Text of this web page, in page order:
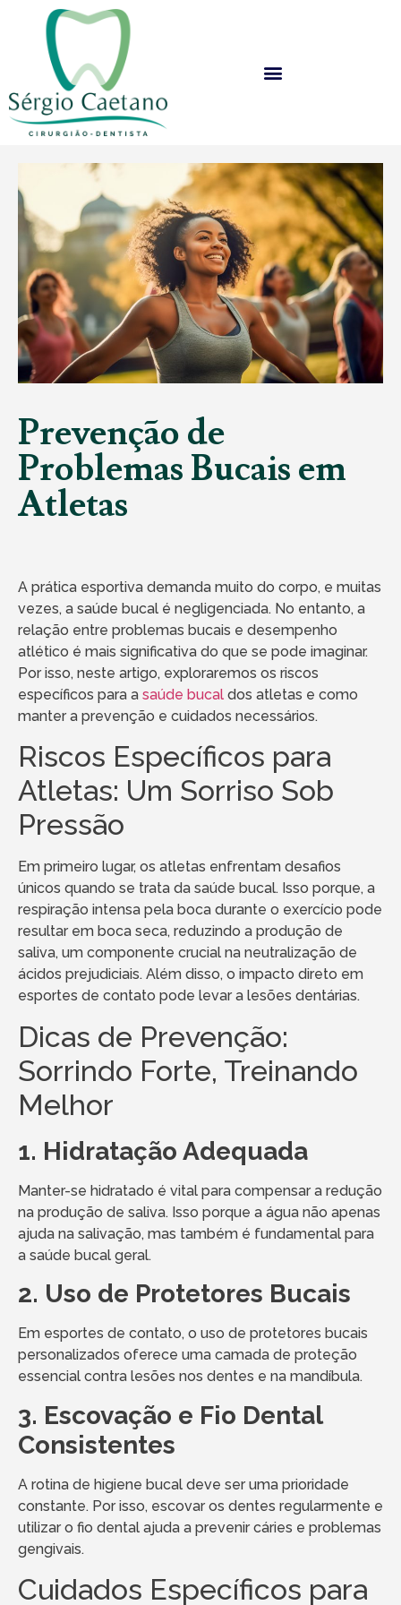
Prevenção de
Problemas Bucais em
Atletas
A prática esportiva demanda muito do corpo, e muitas
vezes, a saúde bucal é negligenciada. No entanto, a
relação entre problemas bucais e desempenho
atlético é mais significativa do que se pode imaginar.
Por isso, neste artigo, exploraremos os riscos
específicos para a saúde bucal dos atletas e como
manter a prevenção e cuidados necessários.
Riscos Específicos para
Atletas: Um Sorriso Sob
Pressão
Em primeiro lugar, os atletas enfrentam desafios
únicos quando se trata da saúde bucal. Isso porque, a
respiração intensa pela boca durante o exercício pode
resultar em boca seca, reduzindo a produção de
saliva, um componente crucial na neutralização de
ácidos prejudiciais. Além disso, o impacto direto em
esportes de contato pode levar a lesões dentárias.
Dicas de Prevenção:
Sorrindo Forte, Treinando
Melhor
1. Hidratação Adequada
Manter-se hidratado é vital para compensar a redução
na produção de saliva. Isso porque a água não apenas
ajuda na salivação, mas também é fundamental para
a saúde bucal geral.
2. Uso de Protetores Bucais
Em esportes de contato, o uso de protetores bucais
personalizados oferece uma camada de proteção
essencial contra lesões nos dentes e na mandíbula.
3. Escovação e Fio Dental
Consistentes
A rotina de higiene bucal deve ser uma prioridade
constante. Por isso, escovar os dentes regularmente e
utilizar o fio dental ajuda a prevenir cáries e problemas
gengivais.
Cuidados Específicos para